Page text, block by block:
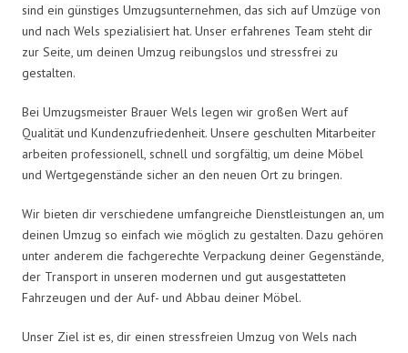
sind ein günstiges Umzugsunternehmen, das sich auf Umzüge von
und nach Wels spezialisiert hat. Unser erfahrenes Team steht dir
zur Seite, um deinen Umzug reibungslos und stressfrei zu
gestalten.
Bei Umzugsmeister Brauer Wels legen wir großen Wert auf
Qualität und Kundenzufriedenheit. Unsere geschulten Mitarbeiter
arbeiten professionell, schnell und sorgfältig, um deine Möbel
und Wertgegenstände sicher an den neuen Ort zu bringen.
Wir bieten dir verschiedene umfangreiche Dienstleistungen an, um
deinen Umzug so einfach wie möglich zu gestalten. Dazu gehören
unter anderem die fachgerechte Verpackung deiner Gegenstände,
der Transport in unseren modernen und gut ausgestatteten
Fahrzeugen und der Auf- und Abbau deiner Möbel.
Unser Ziel ist es, dir einen stressfreien Umzug von Wels nach